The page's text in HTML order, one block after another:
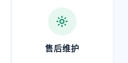
售后维护